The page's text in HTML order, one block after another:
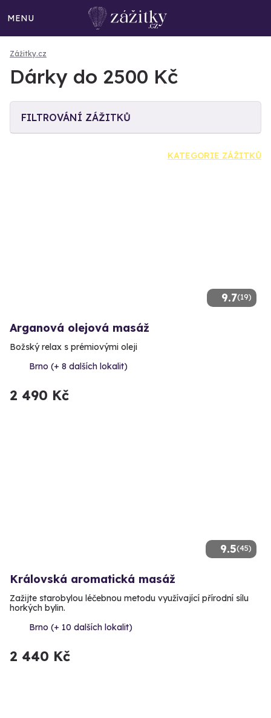
MENU
Zážitky.cz
Dárky do 2500 Kč
FILTROVÁNÍ ZÁŽITKŮ
KATEGORIE ZÁŽITKŮ
9.7(19)
Arganová olejová masáž
Božský relax s prémiovými oleji
Brno (+ 8 dalších lokalit)
2 490 Kč
9.5(45)
Královská aromatická masáž
Zažijte starobylou léčebnou metodu využívající přírodní sílu
horkých bylin.
Brno (+ 10 dalších lokalit)
2 440 Kč